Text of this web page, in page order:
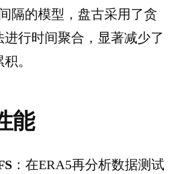
隔的模型，盘古采用了贪
行时间聚合，显著减少了
。
能
：在ERA5再分析数据测试